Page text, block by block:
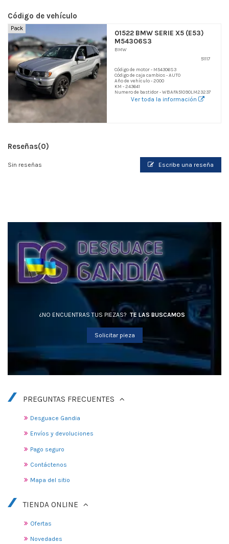
Código de vehículo
Pack
01522 BMW SERIE X5 (E53)
M54306S3
BMW
51117
Código de motor - M54306S3
Código de caja cambios - AUTO
Año de vehículo - 2000
KM - 243641
Numero de bastidor - WBAFA51090LM23237
Ver toda la información
Reseñas(0)
Sin reseñas Escribe una reseña
¿NO ENCUENTRAS TUS PIEZAS? TE LAS BUSCAMOS
Solicitar pieza
PREGUNTAS FRECUENTES
Desguace Gandia
Envíos y devoluciones
Pago seguro
Contáctenos
Mapa del sitio
TIENDA ONLINE
Ofertas
Novedades